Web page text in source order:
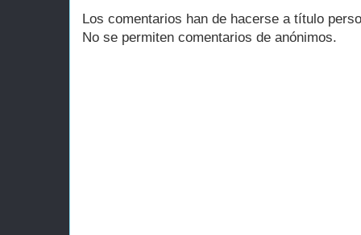
Los comentarios han de hacerse a título
No se permiten comentarios de anónimos.